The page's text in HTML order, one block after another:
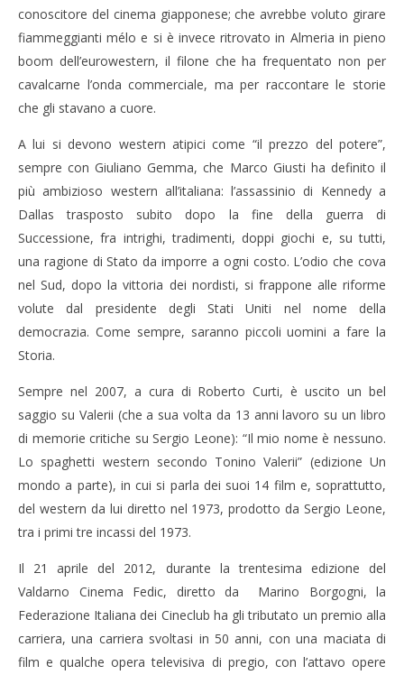
conoscitore del cinema giapponese; che avrebbe voluto girare
fiammeggianti mélo e si è invece ritrovato in Almeria in pieno
boom dell’eurowestern, il filone che ha frequentato non per
cavalcarne l’onda commerciale, ma per raccontare le storie
che gli stavano a cuore.
A lui si devono western atipici come “il prezzo del potere”,
sempre con Giuliano Gemma, che Marco Giusti ha definito il
più ambizioso western all’italiana: l’assassinio di Kennedy a
Dallas trasposto subito dopo la fine della guerra di
Successione, fra intrighi, tradimenti, doppi giochi e, su tutti,
una ragione di Stato da imporre a ogni costo. L’odio che cova
nel Sud, dopo la vittoria dei nordisti, si frappone alle riforme
volute dal presidente degli Stati Uniti nel nome della
democrazia. Come sempre, saranno piccoli uomini a fare la
Storia.
Sempre nel 2007, a cura di Roberto Curti, è uscito un bel
saggio su Valerii (che a sua volta da 13 anni lavoro su un libro
di memorie critiche su Sergio Leone): “Il mio nome è nessuno.
Lo spaghetti western secondo Tonino Valerii” (edizione Un
mondo a parte), in cui si parla dei suoi 14 film e, soprattutto,
del western da lui diretto nel 1973, prodotto da Sergio Leone,
tra i primi tre incassi del 1973.
Il 21 aprile del 2012, durante la trentesima edizione del
Valdarno Cinema Fedic, diretto da Marino Borgogni, la
Federazione Italiana dei Cineclub ha gli tributato un premio alla
carriera, una carriera svoltasi in 50 anni, con una maciata di
film e qualche opera televisiva di pregio, con l’attavo opere